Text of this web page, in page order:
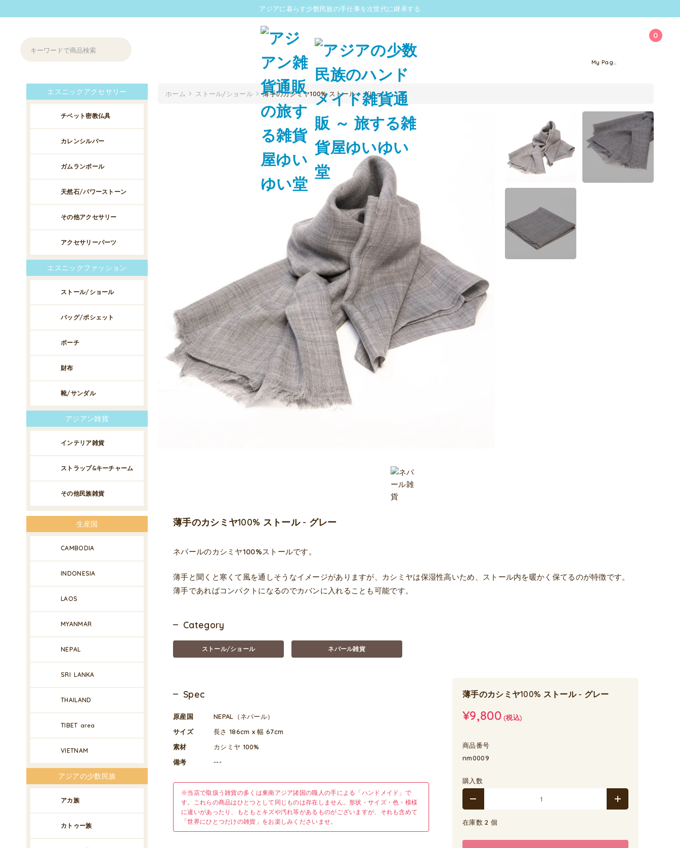
アジアに暮らす少数民族の手仕事を次世代に継承する
0
My Page
ホーム ストール/ショール 薄手のカシミヤ100% ストール - グレー
薄手のカシミヤ100% ストール - グレー
ネパールのカシミヤ100%ストールです。
薄手と聞くと寒くて風を通しそうなイメージがありますが、カシミヤは保湿性高いため、ストール内を暖かく保てるのが特徴です。
薄手であればコンパクトになるのでカバンに入れることも可能です。
Category
ストール/ショール ネパール雑貨
Spec
原産国
NEPAL（ネパール）
サイズ
長さ 186cm x 幅 67cm
素材
カシミヤ 100%
備考
---
※当店で取扱う雑貨の多くは東南アジア諸国の職人の手による「ハンドメイド」で
す。これらの商品はひとつとして同じものは存在しません。形状・サイズ・色・模様
に違いがあったり、もともとキズや汚れ等があるものがございますが、それも含めて
「世界にひとつだけの雑貨」をお楽しみくださいませ。
薄手のカシミヤ100% ストール - グレー
¥9,800(税込)
商品番号
nm0009
購入数
在庫数 2 個
エスニックアクセサリー
チベット密教仏具
カレンシルバー
ガムランボール
天然石/パワーストーン
その他アクセサリー
アクセサリーパーツ
エスニックファッション
ストール/ショール
バッグ/ポシェット
ポーチ
財布
靴/サンダル
アジアン雑貨
インテリア雑貨
ストラップ&キーチャーム
その他民族雑貨
生産国
CAMBODIA
INDONESIA
LAOS
MYANMAR
NEPAL
SRI LANKA
THAILAND
TIBET area
VIETNAM
アジアの少数民族
アカ族
カトゥー族